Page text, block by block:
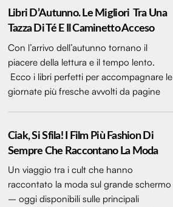
Libri D’Autunno. Le Migliori Tra Una
Tazza Di Té E Il Caminetto Acceso
Con l’arrivo dell’autunno tornano il
piacere della lettura e il tempo lento.
Ecco i libri perfetti per accompagnare le
giornate più fresche avvolti da pagine
Ciak, Si Sfila! I Film Più Fashion Di
Sempre Che Raccontano La Moda
Un viaggio tra i cult che hanno
raccontato la moda sul grande schermo
– oggi disponibili sulle principali